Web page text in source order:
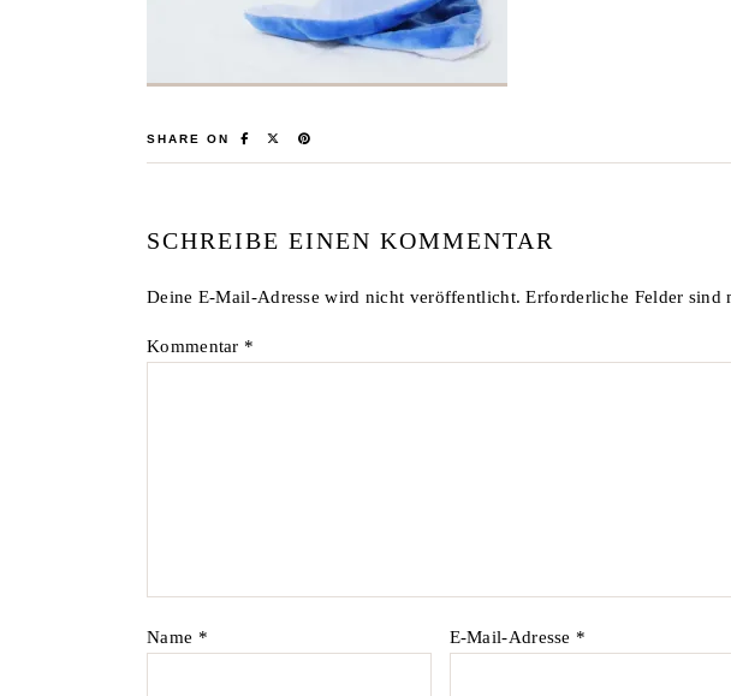
SHARE ON
SCHREIBE EINEN KOMMENTAR
Deine E-Mail-Adresse wird nicht veröffentlicht. Erforderliche Felder sind
Kommentar *
Name * E-Mail-Adresse *